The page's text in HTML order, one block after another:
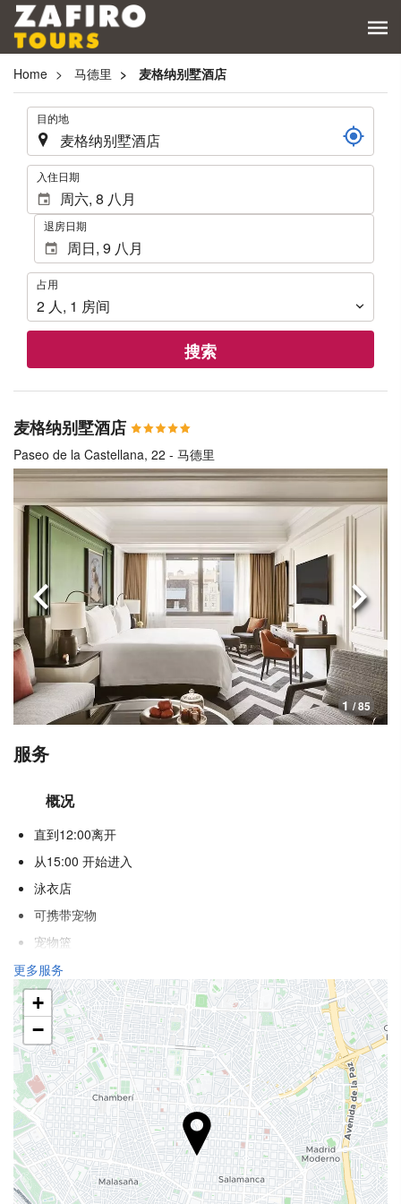
Home 马德里 麦格纳别墅酒店
. 目的地
. 入住日期
退房日期
占
用
占用
2 人, 1 房间
搜索
麦格纳别墅酒店
Paseo de la Castellana, 22 - 马德里
1 / 85
上一页 下一
服务
概况
直到12:00离开
从15:00 开始进入
泳衣店
可携带宠物
宠物篮
宠物碗
冷气
暖气
电梯
残疾人专用入口
不吸烟房
吸烟区
防过敏客房
隔音客房
更多服务
+
−